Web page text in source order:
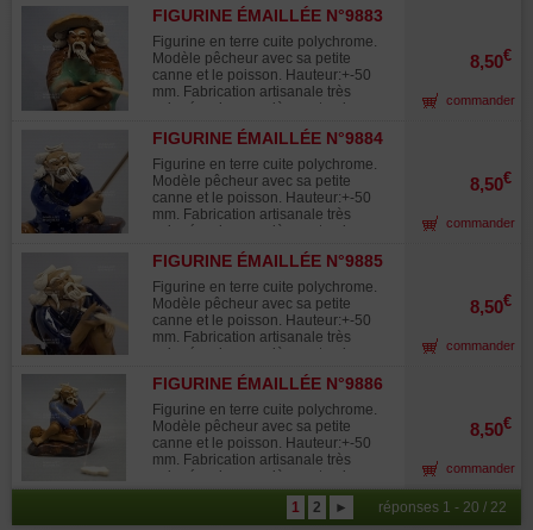
paysages miniatures "saikei"et en
accompagnement avec les bonsaïs.
FIGURINE ÉMAILLÉE N°9883
Figurine en terre cuite polychrome.
Modèle pêcheur avec sa petite
canne et le poisson. Hauteur:+-50
mm. Fabrication artisanale très
soignée, chaque pièce est unique.
Utilisée dans la composition des
paysages miniatures "saikei"et en
accompagnement avec les bonsaïs.
8,50€
commander
FIGURINE ÉMAILLÉE N°9884
Figurine en terre cuite polychrome.
Modèle pêcheur avec sa petite
canne et le poisson. Hauteur:+-50
mm. Fabrication artisanale très
soignée, chaque pièce est unique.
Utilisée dans la composition des
paysages miniatures "saikei"et en
accompagnement avec les bonsaïs.
8,50€
commander
FIGURINE ÉMAILLÉE N°9885
Figurine en terre cuite polychrome.
Modèle pêcheur avec sa petite
canne et le poisson. Hauteur:+-50
mm. Fabrication artisanale très
soignée, chaque pièce est unique.
Utilisée dans la composition des
paysages miniatures "saikei"et en
accompagnement avec les bonsaïs.
8,50€
commander
FIGURINE ÉMAILLÉE N°9886
Figurine en terre cuite polychrome.
Modèle pêcheur avec sa petite
canne et le poisson. Hauteur:+-50
mm. Fabrication artisanale très
soignée, chaque pièce est unique.
Utilisée dans la composition des
paysages miniatures "saikei"et en
accompagnement avec les bonsaïs.
8,50€
commander
1 2 ► réponses 1 - 20 / 22